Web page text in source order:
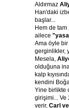
Aldırmaz
Han'daki
başlar...
Hem de tam
ailece
Ama öyle bir
gerginlikler,
Mesela,
olduğuna
kalp
kendini
Yine birlikte
girişimi... Ve
verir, Carl